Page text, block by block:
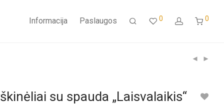
Informacija Paslaugos 0 0
su spauda „Laisvalaikis“